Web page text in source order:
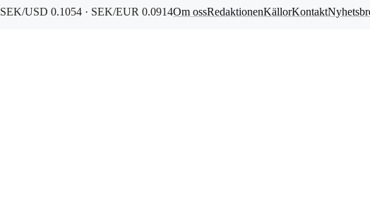
SEK/USD 0.1054 · SEK/EUR 0.0914Om ossRedaktionenKällorKontakt